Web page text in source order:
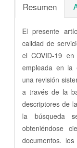
Resumen
El presente
calidad de
el COVID-19
empleada en la
una revisión
a través de la
descriptores de
la búsqueda
obteniéndose
documentos.